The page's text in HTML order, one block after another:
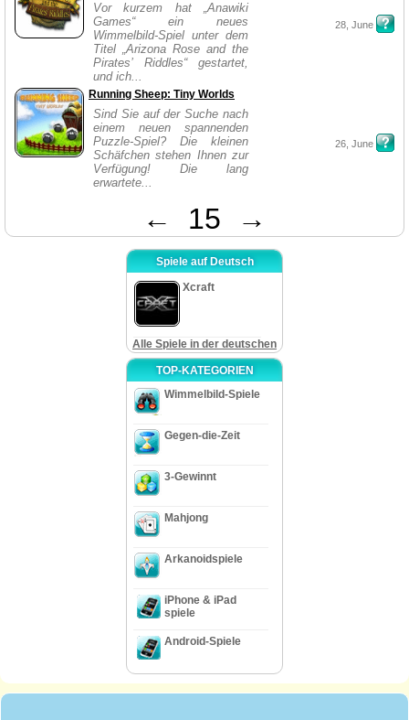
Vor kurzem hat „Anawiki
Games“ ein neues
Wimmelbild-Spiel unter dem
Titel „Arizona Rose and the
Pirates’ Riddles“ gestartet,
und ich...
28, June
Running Sheep: Tiny Worlds
Sind Sie auf der Suche nach
einem neuen spannenden
Puzzle-Spiel? Die kleinen
Schäfchen stehen Ihnen zur
Verfügung! Die lang
erwartete...
26, June
← 15 →
Spiele auf Deutsch
Xcraft
Alle Spiele in der deutschen
TOP-KATEGORIEN
Wimmelbild-Spiele
Gegen-die-Zeit
3-Gewinnt
Mahjong
Arkanoidspiele
iPhone & iPad
spiele
Android-Spiele